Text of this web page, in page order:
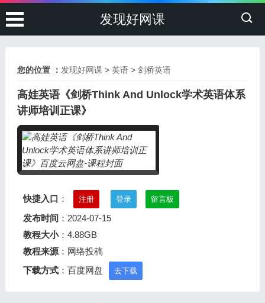
发现好网课
您的位置 ： 发现好网课> 英语> 剑桥英语
高娃英语《剑桥Think And Unlock学术英语体系
讲师培训正课》
快捷入口 ： 注册 登录 留言板
发布时间 ：2024-07-15
教程大小：4.88GB
教程来源：网络投稿
下载方式：百度网盘 去下载